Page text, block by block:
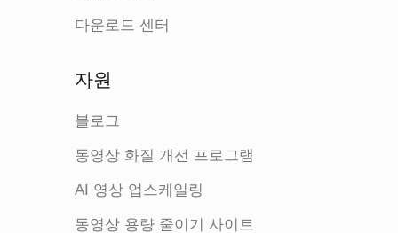
다운로드 센터
자원
블로그
동영상 화질 개선 프로그램
AI 영상 업스케일링
동영상 용량 줄이기 사이트